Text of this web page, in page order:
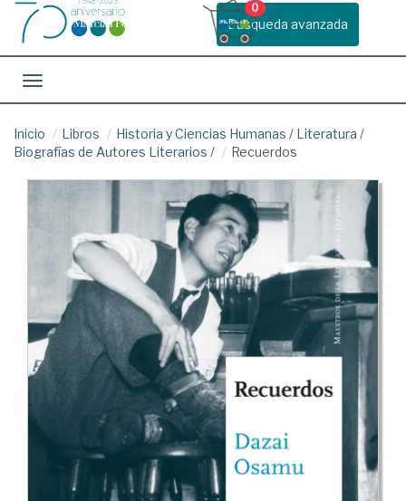
Busqueda avanzada
0
Toggle navigation
Inicio Libros Historia y Ciencias Humanas / Literatura /
Biografías de Autores Literarios / Recuerdos